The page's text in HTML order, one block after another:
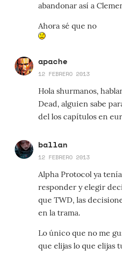
abandonar así a
Ahora sé que no
apache
12 FEBRERO 2013
Hola shurmanos,
Dead, alguien sabe
del los capítulos en
ballan
12 FEBRERO 2013
Alpha Protocol ya
responder y elegir
que TWD, las
en la trama.
Lo único que no me
que elijas lo que elijas